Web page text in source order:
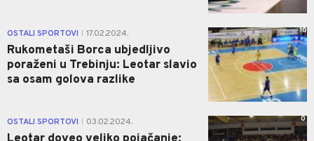
OSTALI SPORTOVI 17.02.2024.
Rukometaši Borca ubjedljivo
poraženi u Trebinju: Leotar slavio
sa osam golova razlike
10
OSTALI SPORTOVI 03.02.2024. 0